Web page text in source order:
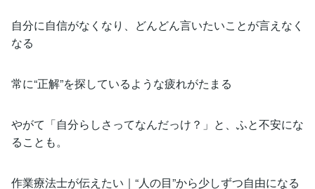
自分に自信がなくなり、どんどん言いたいことが言えなく
なる
常に“正解”を探しているような疲れがたまる
やがて「自分らしさってなんだっけ？」と、ふと不安にな
ることも。
作業療法士が伝えたい｜“人の目”から少しずつ自由になる